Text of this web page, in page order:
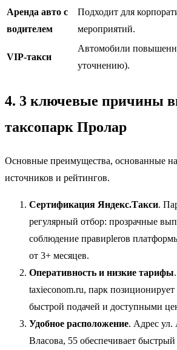
Аренда авто с
водителем
Подходит для
мероприятий.
VIP-такси
Автомобили
уточнению).
4. 3 ключевые причины
таксопарк Пролар
Основные преимущества, основанные
источников и рейтингов.
Сертификация Яндекс.Такси.
регулярный отбор: прозрачные
соблюдение правиplerов
от 3+ месяцев.
Оперативность и низкие тарифы
taxieconom.ru, парк позиционирует
быстрой подачей и доступными
Удобное расположение. Адрес ул.
Власова, 55 обеспечивает